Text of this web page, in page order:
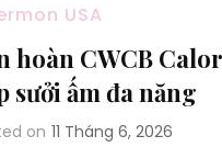
USA
hoàn CWCB
sưởi ấm đa năng
on 11 Tháng 6, 2026